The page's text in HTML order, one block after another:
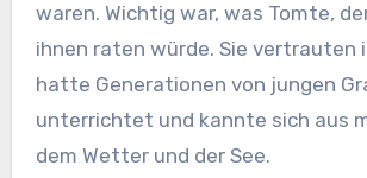
waren. Wichtig war, was Tomte,
ihnen raten würde. Sie vertrauten
hatte Generationen von jungen
unterrichtet und kannte sich aus
dem Wetter und der See.